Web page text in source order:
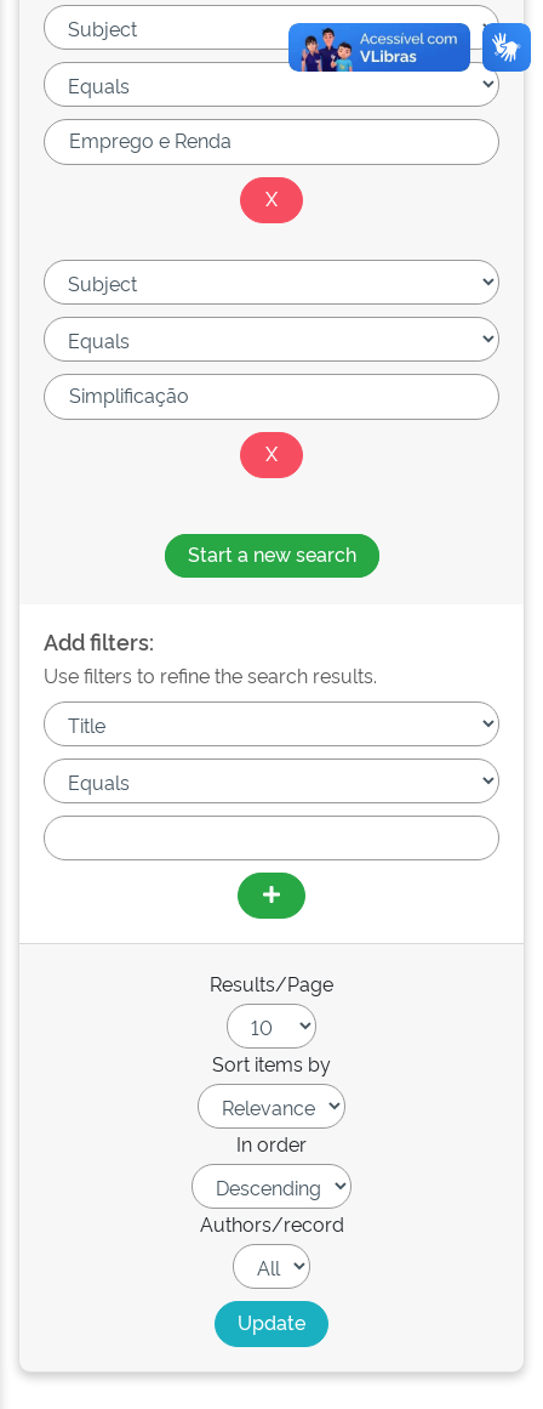
Start a new search
Add filters:
Use filters to refine the search results.
Results/Page
Sort items by
In order
Authors/record